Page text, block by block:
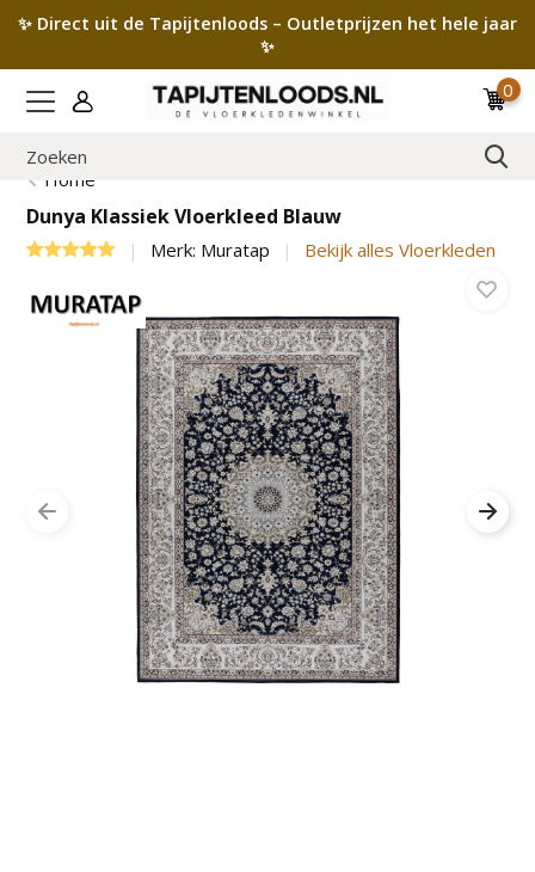
✨ Direct uit de Tapijtenloods – Outletprijzen het hele jaar
✨
0
Home
Dunya Klassiek Vloerkleed Blauw
Merk: Muratap Bekijk alles Vloerkleden